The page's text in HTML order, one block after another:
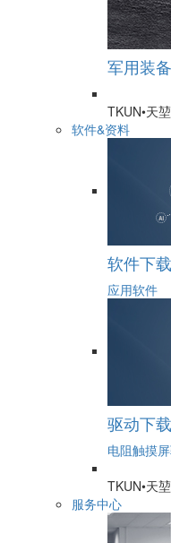
军用装备
TKUN•天
软件&资料
软件下载
应用软件
驱动下载
电阻触摸
TKUN•天
服务中心